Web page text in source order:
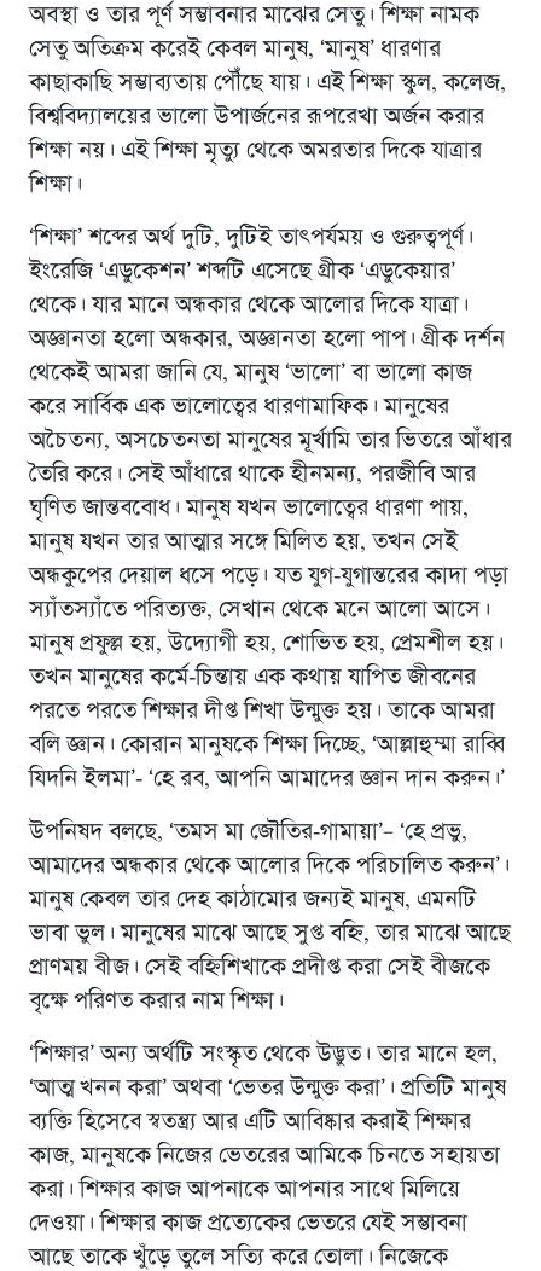
অবস্থা ও তার পূর্ণ সম্ভাবনার মাঝের সেতু। শিক্ষা নামক
সেতু অতিক্রম করেই কেবল মানুষ, ‘মানুষ’ ধারণার
কাছাকাছি সম্ভাব্যতায় পৌঁছে যায়। এই শিক্ষা স্কুল, কলেজ,
বিশ্ববিদ্যালয়ের ভালো উপার্জনের রূপরেখা অর্জন করার
শিক্ষা নয়। এই শিক্ষা মৃত্যু থেকে অমরতার দিকে যাত্রার
শিক্ষা।
‘শিক্ষা’ শব্দের অর্থ দুটি, দুটিই তাৎপর্যময় ও গুরুত্বপূর্ণ।
ইংরেজি ‘এডুকেশন’ শব্দটি এসেছে গ্রীক ‘এডুকেয়ার’
থেকে। যার মানে অন্ধকার থেকে আলোর দিকে যাত্রা।
অজ্ঞানতা হলো অন্ধকার, অজ্ঞানতা হলো পাপ। গ্রীক দর্শন
থেকেই আমরা জানি যে, মানুষ ‘ভালো’ বা ভালো কাজ
করে সার্বিক এক ভালোত্বের ধারণামাফিক। মানুষের
অচৈতন্য, অসচেতনতা মানুষের মূর্খামি তার ভিতরে আঁধার
তৈরি করে। সেই আঁধারে থাকে হীনমন্য, পরজীবি আর
ঘৃণিত জান্তববোধ। মানুষ যখন ভালোত্বের ধারণা পায়,
মানুষ যখন তার আত্মার সঙ্গে মিলিত হয়, তখন সেই
অন্ধকুপের দেয়াল ধসে পড়ে। যত যুগ-যুগান্তরের কাদা পড়া
স্যাঁতস্যাঁতে পরিত্যক্ত, সেখান থেকে মনে আলো আসে।
মানুষ প্রফুল্ল হয়, উদ্যোগী হয়, শোভিত হয়, প্রেমশীল হয়।
তখন মানুষের কর্মে-চিন্তায় এক কথায় যাপিত জীবনের
পরতে পরতে শিক্ষার দীপ্ত শিখা উন্মুক্ত হয়। তাকে আমরা
বলি জ্ঞান। কোরান মানুষকে শিক্ষা দিচ্ছে, ‘আল্লাহুম্মা রাব্বি
যিদনি ইলমা’- ‘হে রব, আপনি আমাদের জ্ঞান দান করুন।’
উপনিষদ বলছে, ‘তমস মা জৌতির-গামায়া’– ‘হে প্রভু,
আমাদের অন্ধকার থেকে আলোর দিকে পরিচালিত করুন’।
মানুষ কেবল তার দেহ কাঠামোর জন্যই মানুষ, এমনটি
ভাবা ভুল। মানুষের মাঝে আছে সুপ্ত বহ্নি, তার মাঝে আছে
প্রাণময় বীজ। সেই বহ্নিশিখাকে প্রদীপ্ত করা সেই বীজকে
বৃক্ষে পরিণত করার নাম শিক্ষা।
‘শিক্ষার’ অন্য অর্থটি সংস্কৃত থেকে উদ্ভুত। তার মানে হল,
‘আত্ম খনন করা’ অথবা ‘ভেতর উন্মুক্ত করা’। প্রতিটি মানুষ
ব্যক্তি হিসেবে স্বতন্ত্র্য আর এটি আবিষ্কার করাই শিক্ষার
কাজ, মানুষকে নিজের ভেতরের আমিকে চিনতে সহায়তা
করা। শিক্ষার কাজ আপনাকে আপনার সাথে মিলিয়ে
দেওয়া। শিক্ষার কাজ প্রত্যেকের ভেতরে যেই সম্ভাবনা
আছে তাকে খুঁড়ে তুলে সত্যি করে তোলা। নিজেকে